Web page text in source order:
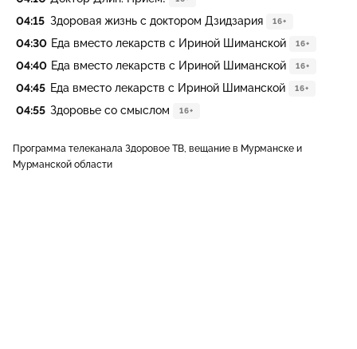
04:15 Здоровая жизнь с доктором Дзидзария 16+
04:30 Еда вместо лекарств с Ириной Шиманской 16+
04:40 Еда вместо лекарств с Ириной Шиманской 16+
04:45 Еда вместо лекарств с Ириной Шиманской 16+
04:55 Здоровье со смыслом 16+
Программа телеканала Здоровое ТВ, вещание в Мурманске и
Мурманской области